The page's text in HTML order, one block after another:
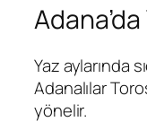
Yaz aylarında
Adanalılar
yönelir.